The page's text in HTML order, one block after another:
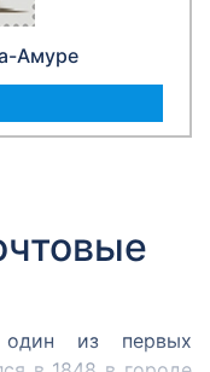
Амуре
один из первых